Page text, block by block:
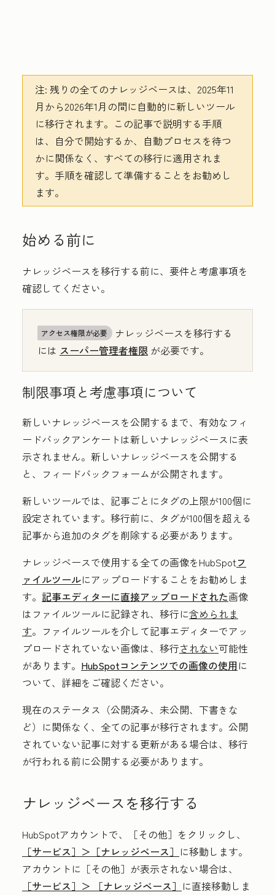
注: 残りの全てのナレッジベースは、2025年11
月から2026年1月の間に自動的に新しいツール
に移行されます。この記事で説明する手順
は、自分で開始するか、自動プロセスを待つ
かに関係なく、すべての移行に適用されま
す。手順を確認して準備することをお勧めし
ます。
始める前に
ナレッジベースを移行する前に、要件と考慮事項を
確認してください。
アクセス権限が必要
ナレッジベースを移行する
には スーパー管理者権限 が必要です。
制限事項と考慮事項について
新しいナレッジベースを公開するまで、有効なフィ
ードバックアンケートは新しいナレッジベースに表
示されません。新しいナレッジベースを公開する
と、フィードバックフォームが公開されます。
新しいツールでは、記事ごとにタグの上限が100個に
設定されています。移行前に、タグが100個を超える
記事から追加のタグを削除する必要があります。
ナレッジベースで使用する全ての画像をHubSpotフ
ァイルツールにアップロードすることをお勧めしま
す。 記事エディターに直接アップロードされた画像
はファイルツールに記録され、移行に含められま
す。ファイルツールを介して記事エディターでアッ
プロードされていない画像は、移行されない可能性
があります。 HubSpotコンテンツでの画像の使用に
ついて、詳細をご確認ください。
現在のステータス（公開済み、未公開、下書きな
ど）に関係なく、全ての記事が移行されます。公開
されていない記事に対する更新がある場合は、移行
が行われる前に公開する必要があります。
ナレッジベースを移行する
HubSpotアカウントで、
［その他］をクリックし、
［サービス］＞ ［ナレッジベース］ に移動します。
アカウントに ［その他］が表示されない場合は、
［サービス］＞
［ナレッジベース］ に直接移動しま